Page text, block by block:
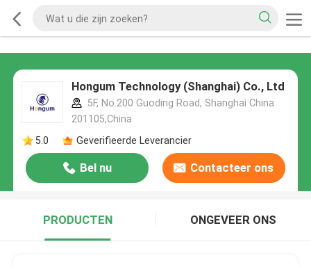
Hongum Technology (Shanghai) Co., Ltd
5F, No.200 Guoding Road, Shanghai China
201105,China
5.0
Geverifieerde Leverancier
Bel nu Contacteer ons
PRODUCTEN ONGEVEER ONS